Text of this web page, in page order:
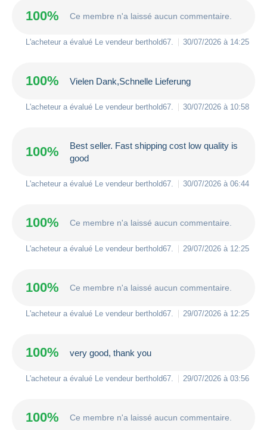
100% Ce membre n'a laissé aucun commentaire.
L'acheteur a évalué Le vendeur berthold67. 30/07/2026 à 14:25
100% Vielen Dank,Schnelle Lieferung
L'acheteur a évalué Le vendeur berthold67. 30/07/2026 à 10:58
100%
Best seller. Fast shipping cost low quality is
good
L'acheteur a évalué Le vendeur berthold67. 30/07/2026 à 06:44
100% Ce membre n'a laissé aucun commentaire.
L'acheteur a évalué Le vendeur berthold67. 29/07/2026 à 12:25
100% Ce membre n'a laissé aucun commentaire.
L'acheteur a évalué Le vendeur berthold67. 29/07/2026 à 12:25
100% very good, thank you
L'acheteur a évalué Le vendeur berthold67. 29/07/2026 à 03:56
100% Ce membre n'a laissé aucun commentaire.